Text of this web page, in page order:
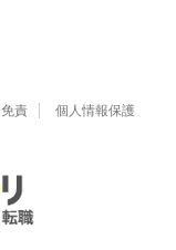
免責
個人情報保護